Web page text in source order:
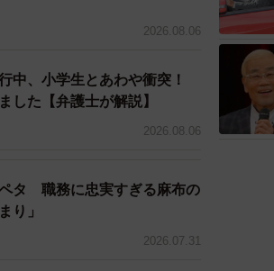
2026.08.06
中、小学生とあわや衝突！
した【弁護士が解説】
2026.08.06
タ 職務に忠実すぎる麻布の
り」
2026.07.31